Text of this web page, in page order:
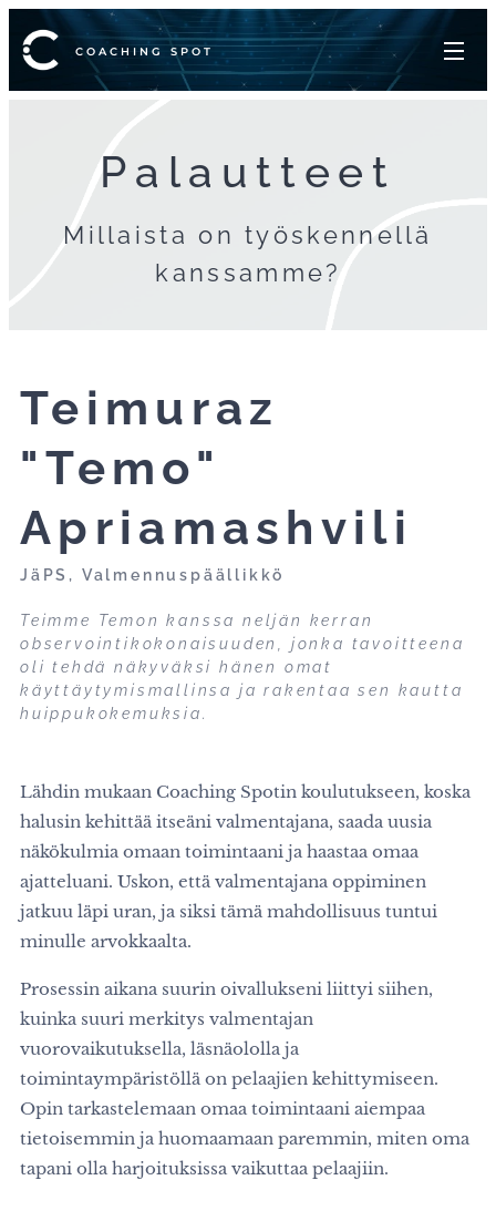
COACHING SPOT
Palautteet
Millaista on työskennellä
kanssamme?
Teimuraz
"Temo"
Apriamashvili
JäPS, Valmennuspäällikkö
Teimme Temon kanssa neljän kerran
observointikokonaisuuden, jonka tavoitteena
oli tehdä näkyväksi hänen omat
käyttäytymismallinsa ja rakentaa sen kautta
huippukokemuksia.
Lähdin mukaan Coaching Spotin koulutukseen, koska
halusin kehittää itseäni valmentajana, saada uusia
näkökulmia omaan toimintaani ja haastaa omaa
ajatteluani. Uskon, että valmentajana oppiminen
jatkuu läpi uran, ja siksi tämä mahdollisuus tuntui
minulle arvokkaalta.
Prosessin aikana suurin oivallukseni liittyi siihen,
kuinka suuri merkitys valmentajan
vuorovaikutuksella, läsnäololla ja
toimintaympäristöllä on pelaajien kehittymiseen.
Opin tarkastelemaan omaa toimintaani aiempaa
tietoisemmin ja huomaamaan paremmin, miten oma
tapani olla harjoituksissa vaikuttaa pelaajiin.